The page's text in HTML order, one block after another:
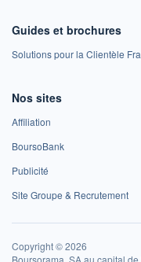
Guides et brochures
Solutions pour la Clientèle
Nos sites
Affiliation
BoursoBank
Publicité
Site Groupe & Recrutement
Copyright © 2026
Boursorama, SA au capital